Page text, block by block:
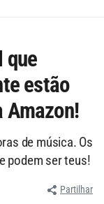
que
estão
Amazon!
de música. Os
podem ser teus!
Partilhar